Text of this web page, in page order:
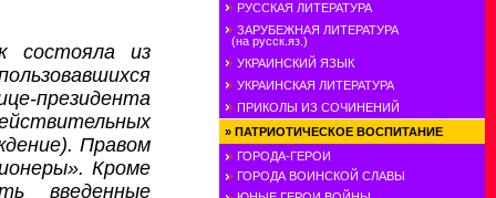
состояла из
президента
Правом
Кроме
введенные
РУССКАЯ ЛИТЕРАТУРА
ЗАРУБЕЖНАЯ ЛИТЕРАТУРА
(на русск.яз.)
УКРАИНСКИЙ ЯЗЫК
УКРАИНСКАЯ ЛИТЕРАТУРА
ПРИКОЛЫ ИЗ СОЧИНЕНИЙ
» ПАТРИОТИЧЕСКОЕ ВОСПИТАНИЕ
ГОРОДА-ГЕРОИ
ГОРОДА ВОИНСКОЙ СЛАВЫ